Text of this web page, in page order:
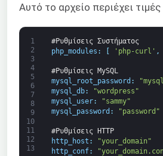
Αυτό το αρχείο περιέχει
1
2
3
4
5
6
7
8
9
10
11
12
13
#Ρυθμίσεις Συστήματος
php_modules : [ 'php-curl' ,
#Ρυθμίσεις MySQL
mysql_root_password :
mysql_db:
"wordpress"
mysql_user:
"sammy"
mysql_password : "password"
#Ρυθμίσεις HTTP
http_host :
"your_domain"
http_conf: